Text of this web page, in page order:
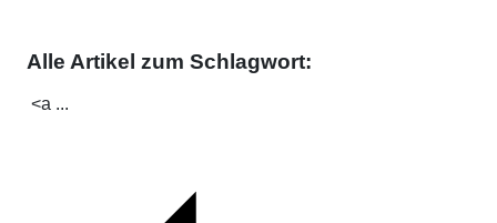
Alle Artikel zum Schlagwort:
<a ...